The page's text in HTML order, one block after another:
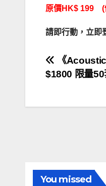
原價HK$ 199 (
請即行動，立即
文
章
導
《
$1800 限量50
You missed